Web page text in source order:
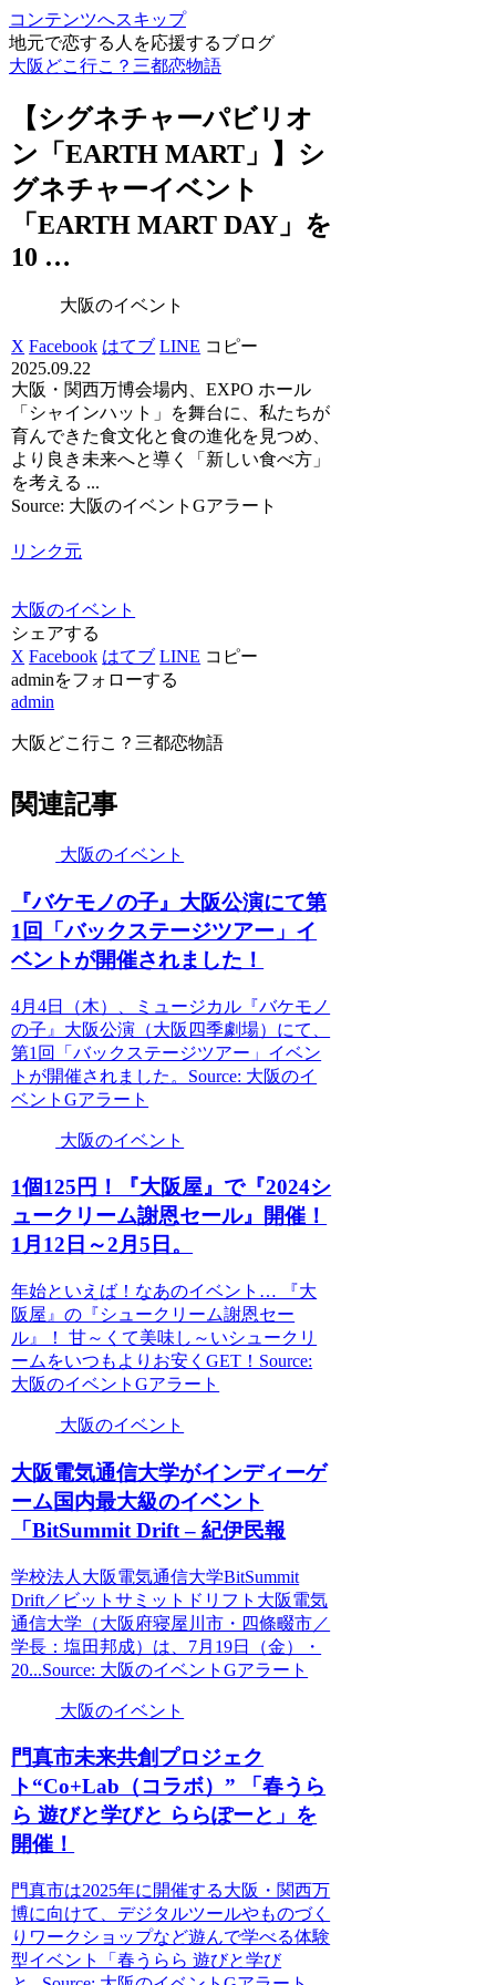
コンテンツへスキップ
地元で恋する人を応援するブログ
大阪どこ行こ？三都恋物語
【シグネチャーパビリオ
ン「EARTH MART」】シ
グネチャーイベント
「EARTH MART DAY」を
10 …
大阪のイベント
X Facebook はてブ LINE コピー
2025.09.22
大阪・関西万博会場内、EXPO ホール
「シャインハット」を舞台に、私たちが
育んできた食文化と食の進化を見つめ、
より良き未来へと導く「新しい食べ方」
を考える ...
Source: 大阪のイベントGアラート
リンク元
大阪のイベント
シェアする
X Facebook はてブ LINE コピー
adminをフォローする
admin
大阪どこ行こ？三都恋物語
関連記事
大阪のイベント
『バケモノの子』 大阪公演にて第
1回「バックステージツアー」 イ
ベントが開催されました！
4月4日（木）、ミュージカル『バケモノ
の子』大阪公演（大阪四季劇場）にて、
第1回「バックステージツアー」イベン
トが開催されました。Source: 大阪のイ
ベントGアラート
大阪のイベント
1個125円！『大阪屋』で『2024シ
ュークリーム謝恩セール』開催！
1月12日～2月5日。
年始といえば！なあのイベント… 『大
阪屋』の『シュークリーム謝恩セー
ル』！ 甘～くて美味し～いシュークリ
ームをいつもよりお安くGET！Source:
大阪のイベントGアラート
大阪のイベント
大阪電気通信大学がインディーゲ
ーム国内最大級のイベント
「BitSummit Drift – 紀伊民報
学校法人大阪電気通信大学BitSummit
Drift／ビットサミットドリフト大阪電気
通信大学（大阪府寝屋川市・四條畷市／
学長：塩田邦成）は、7月19日（金）・
20...Source: 大阪のイベントGアラート
大阪のイベント
門真市未来共創プロジェク
ト“Co+Lab（コラボ）” 「春うら
ら 遊びと学びと ららぽーと」を
開催！
門真市は2025年に開催する大阪・関西万
博に向けて、デジタルツールやものづく
りワークショップなど遊んで学べる体験
型イベント「春うらら 遊びと学び